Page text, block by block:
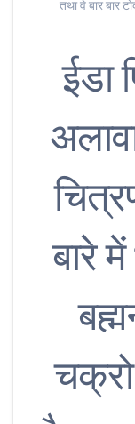
तथा वे बार बार
ईडा
बारे
चक्रो